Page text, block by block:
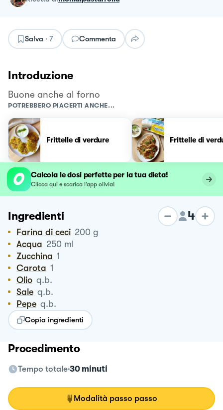
Salva · 7 Commenta
Introduzione
Buone anche al forno
POTREBBERO PIACERTI ANCHE...
Frittelle di verdure Frittelle di
Calcola le dosi perfette per la tua dieta!
Clicca qui e scarica l’app olivia!
Ingredienti 4
Farina di ceci 200 g
Acqua 250 ml
zucchina 1
Carota 1
Olio q.b.
Sale q.b.
Pepe q.b.
Copia ingredienti
Procedimento
Tempo totale 30 minuti
Modalità passo passo